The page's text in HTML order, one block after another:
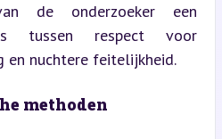
de onderzoeker een
tussen respect voor
en nuchtere feitelijkheid.
methoden